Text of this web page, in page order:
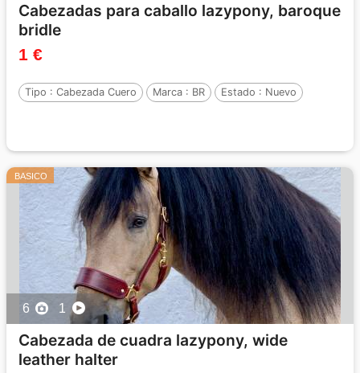
Cabezadas para caballo lazypony, baroque
bridle
1 €
Tipo : Cabezada Cuero Marca : BR Estado : Nuevo
BASICO
6 1
Cabezada de cuadra lazypony, wide
leather halter